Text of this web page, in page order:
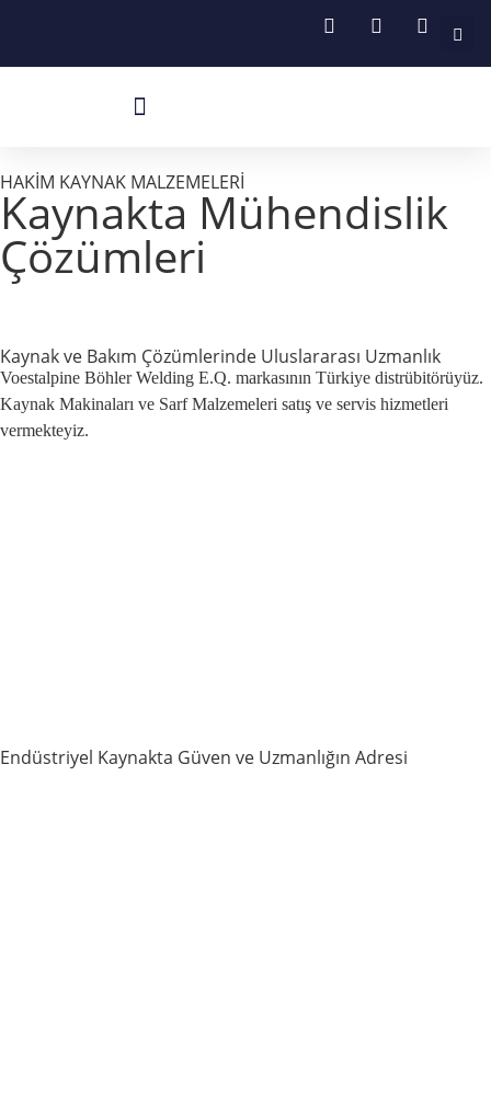
HAKİM KAYNAK MALZEMELERİ
Kaynakta Mühendislik
Çözümleri
Kaynak ve Bakım Çözümlerinde Uluslararası Uzmanlık
Voestalpine Böhler Welding E.Q. markasının Türkiye distrübitörüyüz.
Kaynak Makinaları ve Sarf Malzemeleri satış ve servis hizmetleri
vermekteyiz.
Endüstriyel Kaynakta Güven ve Uzmanlığın Adresi